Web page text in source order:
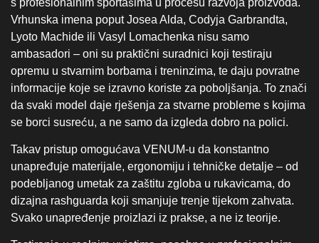
unapređuje materijale, ergonomiju i tehničke detalje – od
podebljanog umetak za zaštitu zgloba u rukavicama, do
dizajna rashguarda koji smanjuje trenje tijekom zahvata.
Svako unapređenje proizlazi iz prakse, a ne iz teorije.
Testiranje u realnim uvjetima, posebno u profesionalnim
sparinzima i natjecanjima, ne oprašta pogreške. Oprema
koja se koristi mora pružiti maksimalnu zaštitu, stabilnost i
osjećaj sigurnosti bez ograničavanja mobilnosti. VENUM
proizvodi to postižu kombinacijom naprednih materijala,
preciznog dizajna i višestupanjske kontrole kvalitete.
Pouzdanost i bezkompromisna